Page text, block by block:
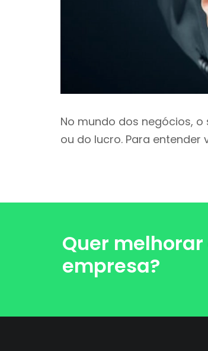
No mundo dos negócios,
ou do lucro. Para entender
Quer
empresa?